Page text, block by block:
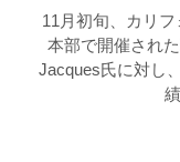
11月初旬、カリ
本部で開催され
Jacques氏に対し